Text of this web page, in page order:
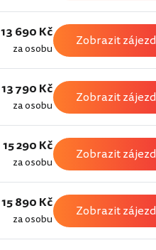
13 690 Kč
za osobu Zobrazit zájezd
13 790 Kč
za osobu Zobrazit zájezd
15 290 Kč
za osobu Zobrazit zájezd
15 890 Kč
za osobu Zobrazit zájezd